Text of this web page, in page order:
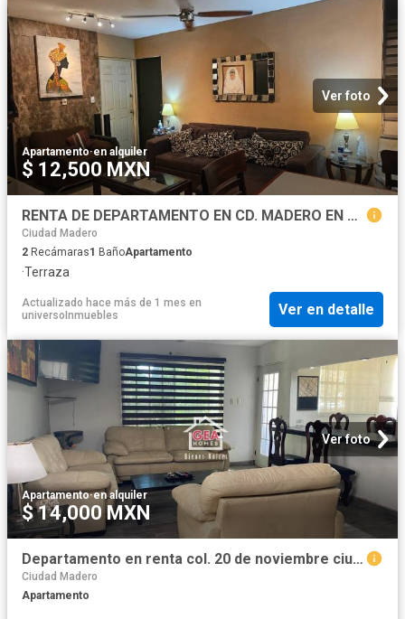
Ver foto
Apartamento·en alquiler
$ 12,500 MXN
RENTA DE DEPARTAMENTO EN CD. MADERO EN LA COL. MANUEL R. DIAZ
Ciudad Madero
2 Recámaras1 BañoApartamento
·Terraza
Actualizado hace más de 1 mes en
universoInmuebles
Ver en detalle
Ver foto
Apartamento·en alquiler
$ 14,000 MXN
Departamento en renta col. 20 de noviembre ciudad madero
Ciudad Madero
Apartamento